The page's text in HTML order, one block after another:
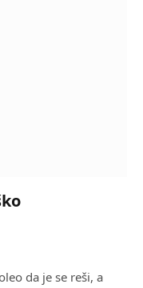
da je se reši, a